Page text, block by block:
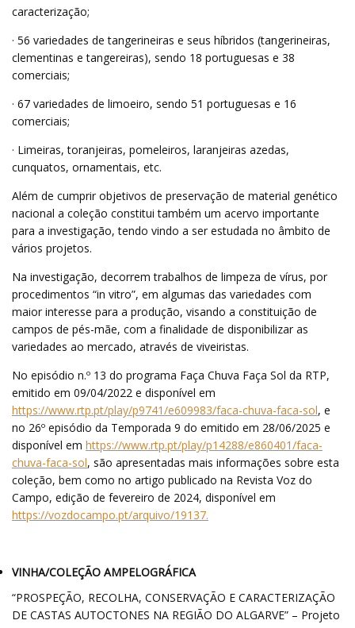
caracterização;
· 56 variedades de tangerineiras e seus híbridos (tangerineiras,
clementinas e tangereiras), sendo 18 portuguesas e 38
comerciais;
· 67 variedades de limoeiro, sendo 51 portuguesas e 16
comerciais;
· Limeiras, toranjeiras, pomeleiros, laranjeiras azedas,
cunquatos, ornamentais, etc.
Além de cumprir objetivos de preservação de material genético
nacional a coleção constitui também um acervo importante
para a investigação, tendo vindo a ser estudada no âmbito de
vários projetos.
Na investigação, decorrem trabalhos de limpeza de vírus, por
procedimentos “in vitro”, em algumas das variedades com
maior interesse para a produção, visando a constituição de
campos de pés-mãe, com a finalidade de disponibilizar as
variedades ao mercado, através de viveiristas.
No episódio n.º 13 do programa Faça Chuva Faça Sol da RTP,
emitido em 09/04/2022 e disponível em
https://www.rtp.pt/play/p9741/e609983/faca-chuva-faca-sol, e
no 26º episódio da Temporada 9 do emitido em 28/06/2025 e
disponível em https://www.rtp.pt/play/p14288/e860401/faca-
chuva-faca-sol, são apresentadas mais informações sobre esta
coleção, bem como no artigo publicado na Revista Voz do
Campo, edição de fevereiro de 2024, disponível em
https://vozdocampo.pt/arquivo/19137.
VINHA/COLEÇÃO AMPELOGRÁFICA
“PROSPEÇÃO, RECOLHA, CONSERVAÇÃO E CARACTERIZAÇÃO
DE CASTAS AUTOCTONES NA REGIÃO DO ALGARVE” – Projeto